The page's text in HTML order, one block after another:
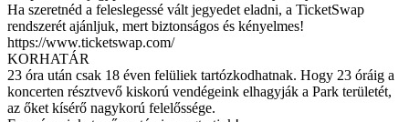
Ha szeretnéd a feleslegessé vált jegyedet eladni, a TicketSwap
rendszerét ajánljuk, mert biztonságos és kényelmes!
https://www.ticketswap.com/
KORHATÁR
23 óra után csak 18 éven felüliek tartózkodhatnak. Hogy 23 óráig a
koncerten résztvevő kiskorú vendégeink elhagyják a Park területét,
az őket kísérő nagykorú felelőssége.